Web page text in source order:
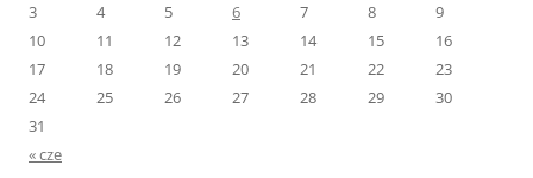
3
4 5 6 7 8
9
10
11 12 13 14 15
16
17
18 19 20 21 22
23
24
25 26 27 28 29
30
31
« cze